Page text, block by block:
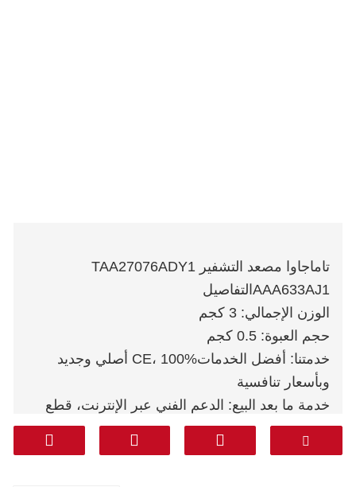
تاماجاوا مصعد التشفير TAA27076ADY1
AAA633AJ1 التفاصيل
الوزن الإجمالي: 3 كجم
حجم العبوة: 0.5 كجم
خدمتنا: أفضل الخدمات
CE، 100% أصلي وجديد
وبأسعار تنافسية
خدمة ما بعد البيع: الدعم الفني عبر الإنترنت، قطع
الغيار المجانية، المرتجعات، وغيرها
الضمان: 1 سنة